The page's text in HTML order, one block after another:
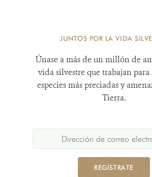
JUNTOS POR LA VIDA
Únase a más de un millón de
vida silvestre que trabajan para
especies más preciadas y
Tierra.
REGÍSTRATE